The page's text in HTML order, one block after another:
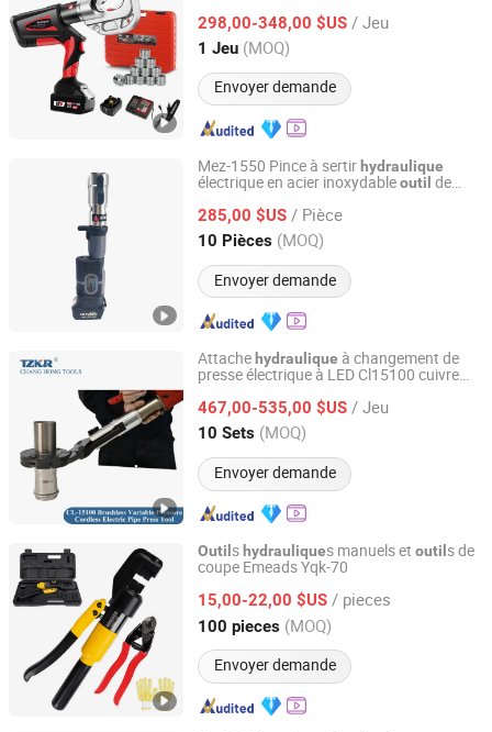
298,00-348,00 $US / Jeu
1 Jeu (MOQ)
Envoyer demande
Zhejiang, China Depuis 2025
Mez-1550 Pince à sertirhydraulique
électrique en acier inoxydableoutil de
285,00 $US / Pièce
10 Pièces (MOQ)
Envoyer demande
Taizhou Haisheng Tools Co., Ltd.
Zhejiang, China Depuis 2025
Attache hydraulique à changement de
presse électrique à LED Cl15100 cuivre
pression variable sans balai alimentée par
batterie pour tuyaux
467,00-535,00 $US / Jeu
10 Sets (MOQ)
Envoyer demande
Yuhuan Changhong Tools Co., Ltd.
Zhejiang, China Depuis 2024
Outil s hydrauliques manuels et outil s de
coupe Emeads Yqk-70
15,00-22,00 $US / pieces
100 pieces (MOQ)
Envoyer demande
Zhejiang Emeads Tools Co., Ltd.
Zhejiang, China Depuis 2025